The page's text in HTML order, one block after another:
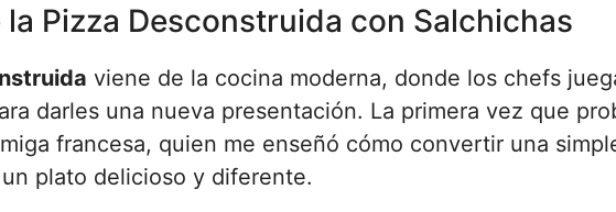
Pizza Desconstruida con Salchichas
viene de la cocina moderna, donde los chefs
darles una nueva presentación. La primera vez que
francesa, quien me enseñó cómo convertir una
plato delicioso y diferente.